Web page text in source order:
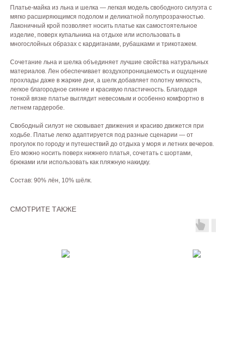
Платье-майка из льна и шелка — легкая модель свободного силуэта с
мягко расширяющимся подолом и деликатной полупрозрачностью.
Лаконичный крой позволяет носить платье как самостоятельное
изделие, поверх купальника на отдыхе или использовать в
многослойных образах с кардиганами, рубашками и трикотажем.
Сочетание льна и шелка объединяет лучшие свойства натуральных
материалов. Лен обеспечивает воздухопроницаемость и ощущение
прохлады даже в жаркие дни, а шелк добавляет полотну мягкость,
легкое благородное сияние и красивую пластичность. Благодаря
тонкой вязке платье выглядит невесомым и особенно комфортно в
летнем гардеробе.
Свободный силуэт не сковывает движения и красиво движется при
ходьбе. Платье легко адаптируется под разные сценарии — от
прогулок по городу и путешествий до отдыха у моря и летних вечеров.
Его можно носить поверх нижнего платья, сочетать с шортами,
брюками или использовать как пляжную накидку.
Состав: 90% лён, 10% шёлк.
СМОТРИТЕ ТАКЖЕ